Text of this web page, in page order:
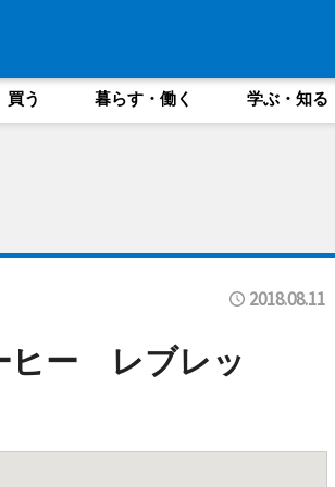
買う 暮らす・働く 学ぶ・知る
2018.08.11
ヒー レブレッ